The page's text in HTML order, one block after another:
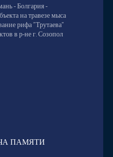
- Болгария -
на травезе мыса
рифа "Трутаева"
в р-не г. Созопол
ПАМЯТИ